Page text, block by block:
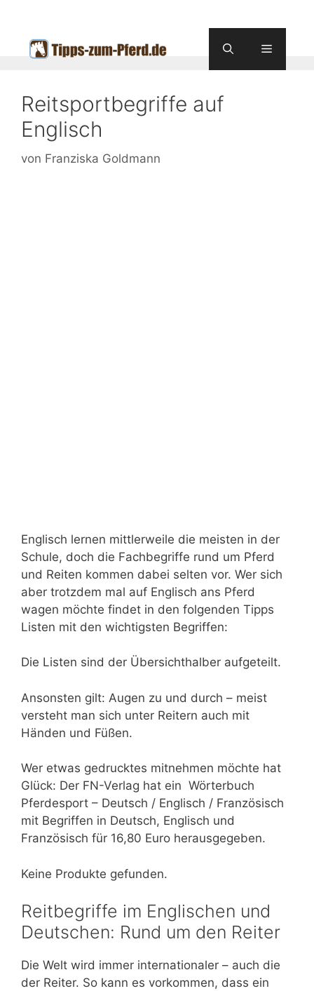
springen
Menü
Reitsportbegriffe auf
Englisch
von Franziska Goldmann
Englisch lernen mittlerweile die meisten in der
Schule, doch die Fachbegriffe rund um Pferd
und Reiten kommen dabei selten vor. Wer sich
aber trotzdem mal auf Englisch ans Pferd
wagen möchte findet in den folgenden Tipps
Listen mit den wichtigsten Begriffen:
Die Listen sind der Übersichthalber aufgeteilt.
Ansonsten gilt: Augen zu und durch – meist
versteht man sich unter Reitern auch mit
Händen und Füßen.
Wer etwas gedrucktes mitnehmen möchte hat
Glück: Der FN-Verlag hat ein Wörterbuch
Pferdesport – Deutsch / Englisch / Französisch
mit Begriffen in Deutsch, Englisch und
Französisch für 16,80 Euro herausgegeben.
Keine Produkte gefunden.
Reitbegriffe im Englischen und
Deutschen: Rund um den Reiter
Die Welt wird immer internationaler – auch die
der Reiter. So kann es vorkommen, dass ein